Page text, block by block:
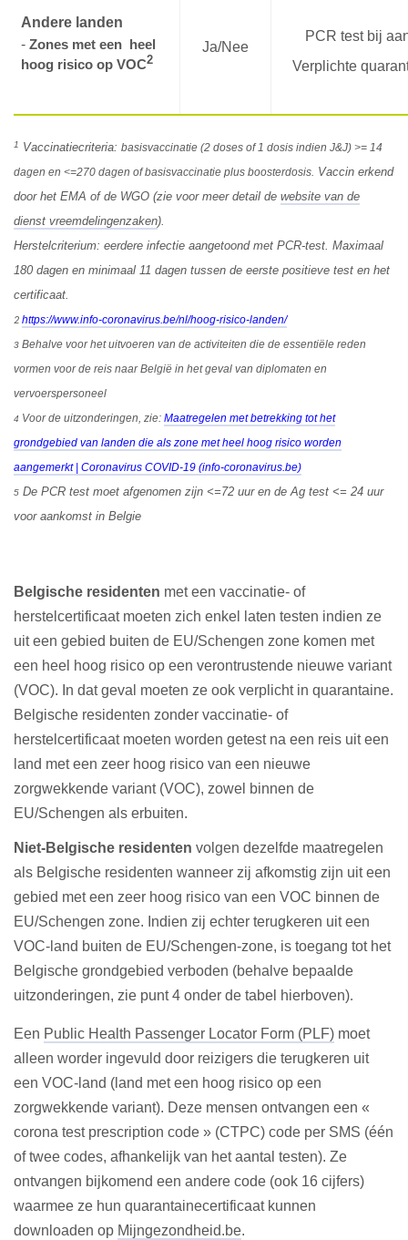
Andere landen
- Zones met een heel
hoog risico op VOC2
Ja/Nee
PCR test bij
Verplichte
1 Vaccinatiecriteria: basisvaccinatie (2 doses of 1 dosis indien J&J) >= 14
dagen en <=270 dagen of basisvaccinatie plus boosterdosis. Vaccin erkend
door het EMA of de WGO (zie voor meer detail de website van de
dienst vreemdelingenzaken).
Herstelcriterium: eerdere infectie aangetoond met PCR-test. Maximaal
180 dagen en minimaal 11 dagen tussen de eerste positieve test en het
certificaat.
2 https://www.info-coronavirus.be/nl/hoog-risico-landen/
3 Behalve voor het uitvoeren van de activiteiten die de essentiële reden
vormen voor de reis naar België in het geval van diplomaten en
vervoerspersoneel
4 Voor de uitzonderingen, zie: Maatregelen met betrekking tot het
grondgebied van landen die als zone met heel hoog risico worden
aangemerkt | Coronavirus COVID-19 (info-coronavirus.be)
5 De PCR test moet afgenomen zijn <=72 uur en de Ag test <= 24 uur
voor aankomst in Belgie
Belgische residenten met een vaccinatie- of
herstelcertificaat moeten zich enkel laten testen indien ze
uit een gebied buiten de EU/Schengen zone komen met
een heel hoog risico op een verontrustende nieuwe variant
(VOC). In dat geval moeten ze ook verplicht in quarantaine.
Belgische residenten zonder vaccinatie- of
herstelcertificaat moeten worden getest na een reis uit een
land met een zeer hoog risico van een nieuwe
zorgwekkende variant (VOC), zowel binnen de
EU/Schengen als erbuiten.
Niet-Belgische residenten volgen dezelfde maatregelen
als Belgische residenten wanneer zij afkomstig zijn uit een
gebied met een zeer hoog risico van een VOC binnen de
EU/Schengen zone. Indien zij echter terugkeren uit een
VOC-land buiten de EU/Schengen-zone, is toegang tot het
Belgische grondgebied verboden (behalve bepaalde
uitzonderingen, zie punt 4 onder de tabel hierboven).
Een Public Health Passenger Locator Form (PLF) moet
alleen worder ingevuld door reizigers die terugkeren uit
een VOC-land (land met een hoog risico op een
zorgwekkende variant). Deze mensen ontvangen een «
corona test prescription code » (CTPC) code per SMS (één
of twee codes, afhankelijk van het aantal testen). Ze
ontvangen bijkomend een andere code (ook 16 cijfers)
waarmee ze hun quarantainecertificaat kunnen
downloaden op Mijngezondheid.be.